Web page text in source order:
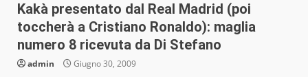
Kakà presentato dal Real Madrid (poi
toccherà a Cristiano Ronaldo): maglia
numero 8 ricevuta da Di Stefano
admin Giugno 30, 2009